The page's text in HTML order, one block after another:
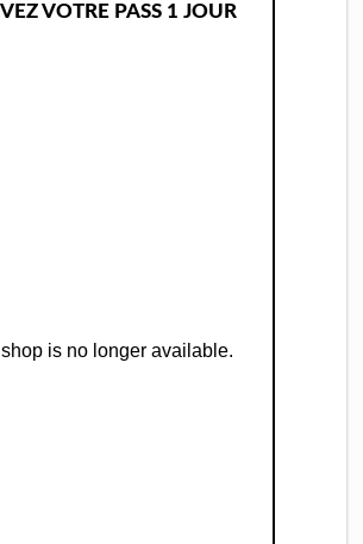
VOTRE PASS 1 JOUR